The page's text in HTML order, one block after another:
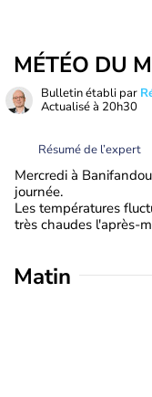
MÉTÉO DU
Bulletin établi par
Actualisé à 20h30
Résumé de l’expert
Mercredi à
journée.
Les températures
très chaudes l'après-
Matin